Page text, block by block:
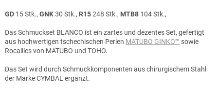
GD 15 Stk., GNK30 Stk., R15248 Stk., MTB8 104 Stk.,
Das Schmuckset BLANCO ist ein zartes und dezentes Set, gefertigt
aus hochwertigen tschechischen Perlen MATUBO GINKO™ sowie
Rocailles von MATUBO und TOHO.
Das Set wird durch Schmuckkomponenten aus chirurgischem Stahl
der Marke CYMBAL ergänzt.